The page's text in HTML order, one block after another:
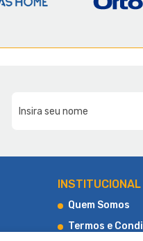
UM POUCO MAIS SOBRE A
INSTITUCIONAL
Quem Somos
Termos e